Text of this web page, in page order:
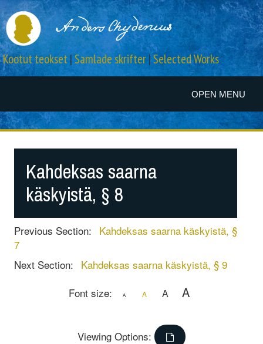
OPEN MENU
Kootut teokset|Samlade skrifter|Selected Works
Kahdeksas saarna
käskyistä, § 8
Previous Section: Kahdeksas saarna käskyistä, §
7
Next Section: Kahdeksas saarna käskyistä, § 9
Font size:
A A A A
Viewing Options: